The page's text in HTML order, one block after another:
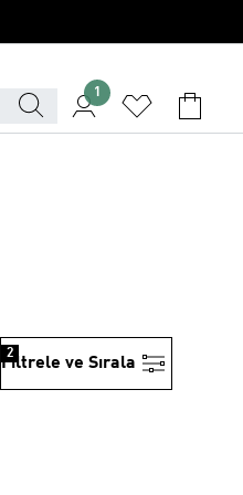
1
Filtrele ve Sırala
2